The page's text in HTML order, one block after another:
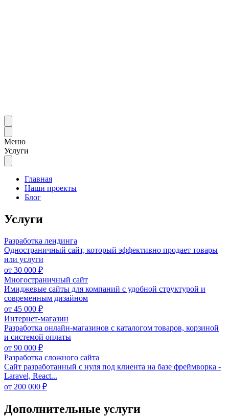
Меню
Услуги
Главная
Наши проекты
Блог
Услуги
Разработка лендинга
Одностраничный сайт, который эффективно продает товары
или услуги
от 30 000 ₽
Многостраничный сайт
Имиджевые сайты для компаний с удобной структурой и
современным дизайном
от 45 000 ₽
Интернет-магазин
Разработка онлайн-магазинов с каталогом товаров, корзиной
и системой оплаты
от 90 000 ₽
Разработка сложного сайта
Сайт разработанный с нуля под клиента на базе фреймворка -
Laravel, React...
от 200 000 ₽
Дополнительные услуги